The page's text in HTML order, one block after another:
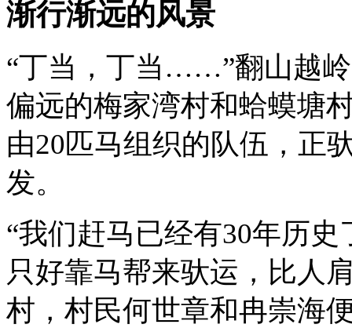
渐行渐远的风景
“丁当，丁当……”翻山越
偏远的梅家湾村和蛤蟆塘
由20匹马组织的队伍，正
发。
“我们赶马已经有30年历
只好靠马帮来驮运，比人
村，村民何世章和冉崇海